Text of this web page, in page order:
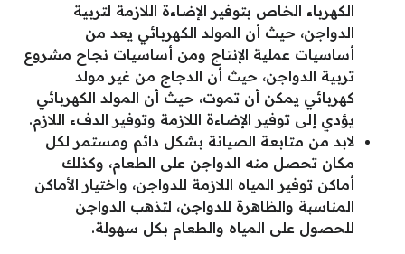
الكهرباء الخاص بتوفير الإضاءة اللازمة لتربية
الدواجن، حيث أن المولد الكهربائي يعد من
أساسيات عملية الإنتاج ومن أساسيات نجاح مشروع
تربية الدواجن، حيث أن الدجاج من غير مولد
كهربائي يمكن أن تموت، حيث أن المولد الكهربائي
يؤدي إلى توفير الإضاءة اللازمة وتوفير الدفء اللازم.
لابد من متابعة الصيانة بشكل دائم ومستمر لكل
مكان تحصل منه الدواجن على الطعام، وكذلك
أماكن توفير المياه اللازمة للدواجن، واختيار الأماكن
المناسبة والظاهرة للدواجن، لتذهب الدواجن
للحصول على المياه والطعام بكل سهولة.